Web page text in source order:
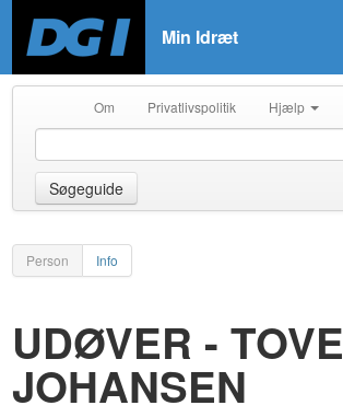
Min Idræt
Om Privatlivspolitik Hjælp
Søgeguide
Person Info
UDØVER - TOVE
JOHANSEN